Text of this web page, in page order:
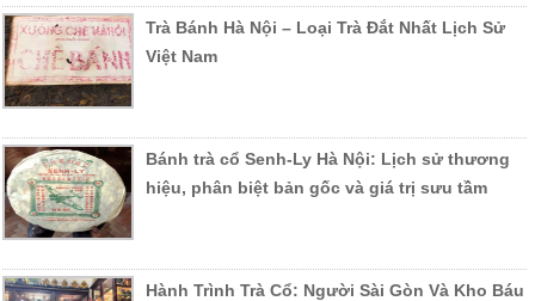
Trà Bánh Hà Nội – Loại Trà Đắt Nhất Lịch Sử
Việt Nam
Bánh trà cổ Senh-Ly Hà Nội: Lịch sử thương
hiệu, phân biệt bản gốc và giá trị sưu tầm
Hành Trình Trà Cổ: Người Sài Gòn Và Kho Báu